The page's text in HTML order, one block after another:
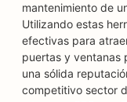
mantenimiento de
Utilizando estas
efectivas para
puertas y ventanas
una sólida
competitivo sector